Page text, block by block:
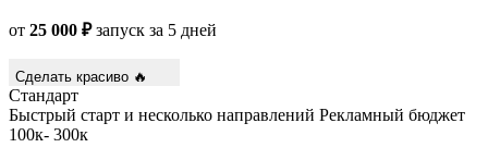
от 25 000 ₽запуск за 5 дней
Сделать красиво 🔥
Стандарт
Быстрый старт и несколько направлений Рекламный бюджет
100к- 300к